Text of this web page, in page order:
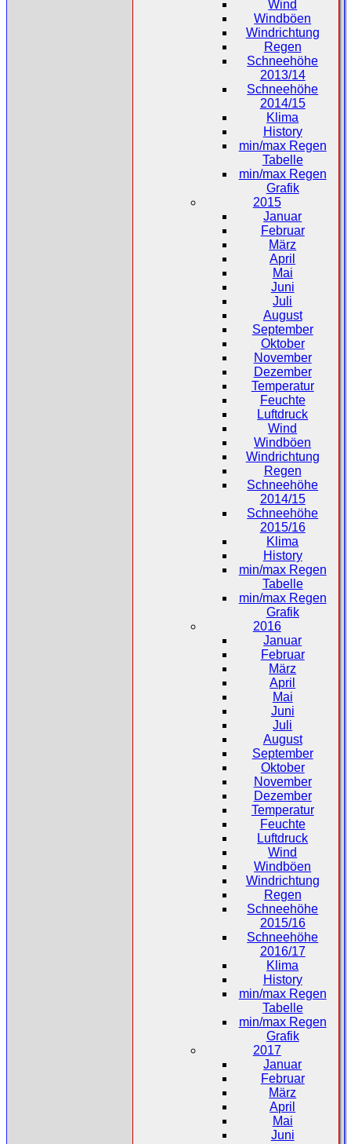
Wind
Windböen
Windrichtung
Regen
Schneehöhe
2013/14
Schneehöhe
2014/15
Klima
History
min/max Regen
Tabelle
min/max Regen
Grafik
2015
Januar
Februar
März
April
Mai
Juni
Juli
August
September
Oktober
November
Dezember
Temperatur
Feuchte
Luftdruck
Wind
Windböen
Windrichtung
Regen
Schneehöhe
2014/15
Schneehöhe
2015/16
Klima
History
min/max Regen
Tabelle
min/max Regen
Grafik
2016
Januar
Februar
März
April
Mai
Juni
Juli
August
September
Oktober
November
Dezember
Temperatur
Feuchte
Luftdruck
Wind
Windböen
Windrichtung
Regen
Schneehöhe
2015/16
Schneehöhe
2016/17
Klima
History
min/max Regen
Tabelle
min/max Regen
Grafik
2017
Januar
Februar
März
April
Mai
Juni